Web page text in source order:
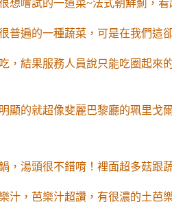
想嚐試的一道菜~法式朝鮮薊，看
普遍的一種蔬菜，可是在我們這
，結果服務人員說只能吃圈起來
顯的就超像斐麗巴黎廳的珮里戈
，湯頭很不錯唷！裡面超多菇跟
汁，芭樂汁超讚，有很濃的土芭